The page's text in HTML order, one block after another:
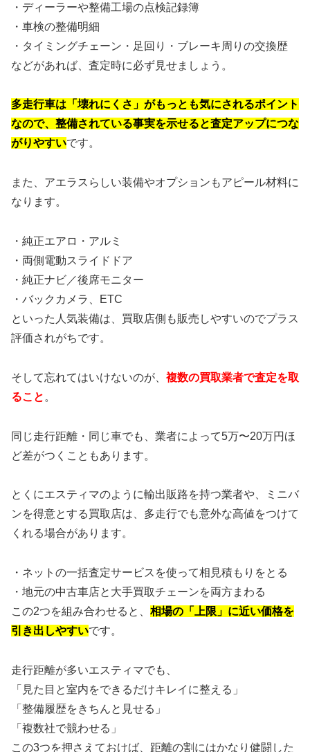
・ディーラーや整備工場の点検記録簿
・車検の整備明細
・タイミングチェーン・足回り・ブレーキ周りの交換歴
などがあれば、査定時に必ず見せましょう。
多走行車は「壊れにくさ」がもっとも気にされるポイント
なので、整備されている事実を示せると査定アップにつな
がりやすいです。
また、アエラスらしい装備やオプションもアピール材料に
なります。
・純正エアロ・アルミ
・両側電動スライドドア
・純正ナビ／後席モニター
・バックカメラ、ETC
といった人気装備は、買取店側も販売しやすいのでプラス
評価されがちです。
そして忘れてはいけないのが、 複数の買取業者で査定を取
ること 。
同じ走行距離・同じ車でも、業者によって5万〜20万円ほ
ど差がつくこともあります。
とくにエスティマのように輸出販路を持つ業者や、ミニバ
ンを得意とする買取店は、多走行でも意外な高値をつけて
くれる場合があります。
・ネットの一括査定サービスを使って相見積もりをとる
・地元の中古車店と大手買取チェーンを両方まわる
この2つを組み合わせると、 相場の「上限」に近い価格を
引き出しやすいです。
走行距離が多いエスティマでも、
「見た目と室内をできるだけキレイに整える」
「整備履歴をきちんと見せる」
「複数社で競わせる」
この3つを押さえておけば、距離の割にはかなり健闘した